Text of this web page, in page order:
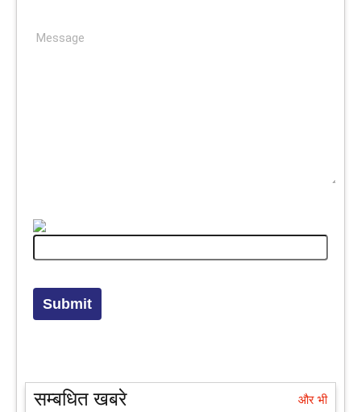
सम्बधित खबरे और भी